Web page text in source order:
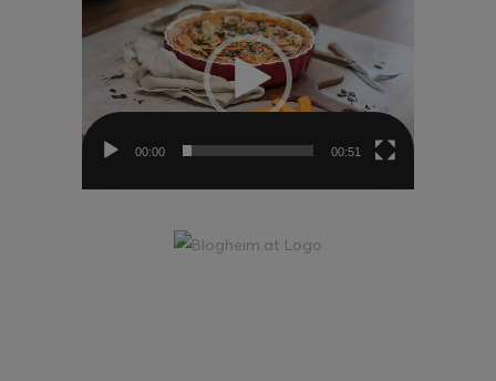
00:00 00:51